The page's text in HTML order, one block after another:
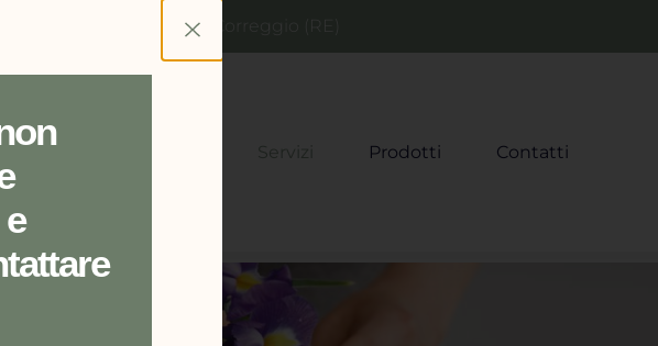
Via San Prospero 17, Correggio (RE)
Home Prodotti Contatti